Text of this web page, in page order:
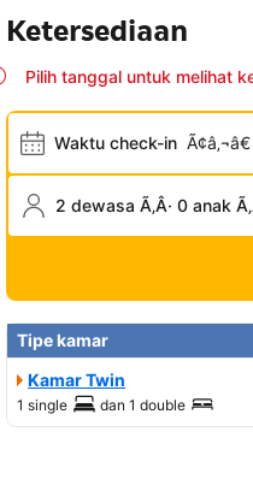
Ketersediaan
Pilih tanggal untuk melihat
Waktu check-in Ã¢â‚¬â€
2 dewasa Ã‚Â· 0 anak
Tipe kamar
Kamar Twin
1 single dan 1 double